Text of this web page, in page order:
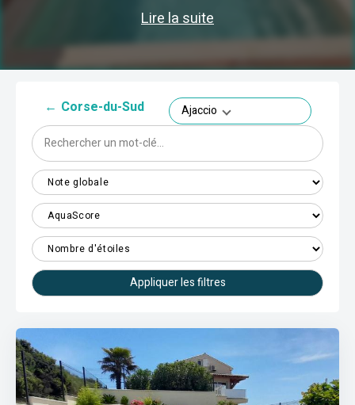
Lire la suite
← Corse-du-Sud Ajaccio
Appliquer les filtres